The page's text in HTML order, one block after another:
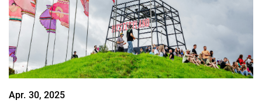
Apr. 30, 2025